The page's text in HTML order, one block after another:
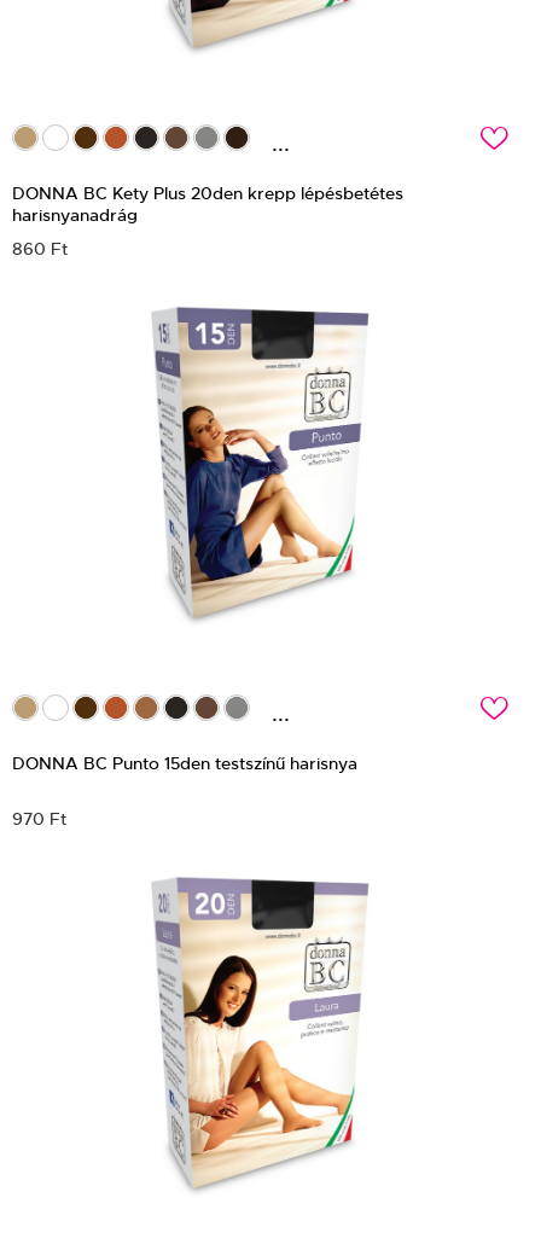
... c
DONNA BC Kety Plus 20den krepp lépésbetétes
harisnyanadrág
860 Ft
... c
DONNA BC Punto 15den testszínű harisnya
970 Ft